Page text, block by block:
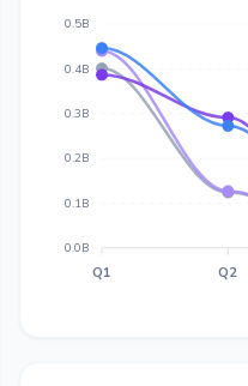
0.5B
0.4B
0.3B
0.2B
0.1B
0.0B
Q1 Q2